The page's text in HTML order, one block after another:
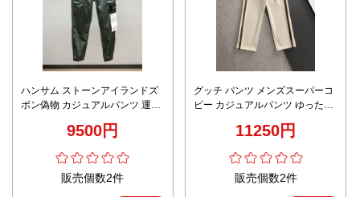
ハンサム ストーンアイランドズ
ボン偽物 カジュアルパンツ 運動
9500円
販売個数2件
グッチ パンツ メンズスーパーコ
ピー カジュアルパンツ ゆったり
11250円
販売個数2件